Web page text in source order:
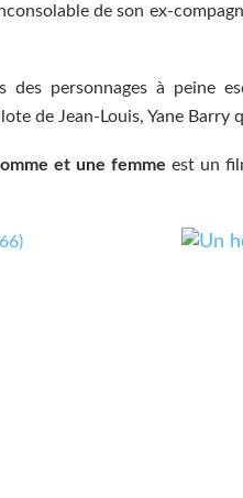
de son ex-
personnages à peine
de Jean-Louis, Yane Barry
et une femme est un